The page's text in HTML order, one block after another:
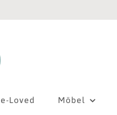
Loved Möbel